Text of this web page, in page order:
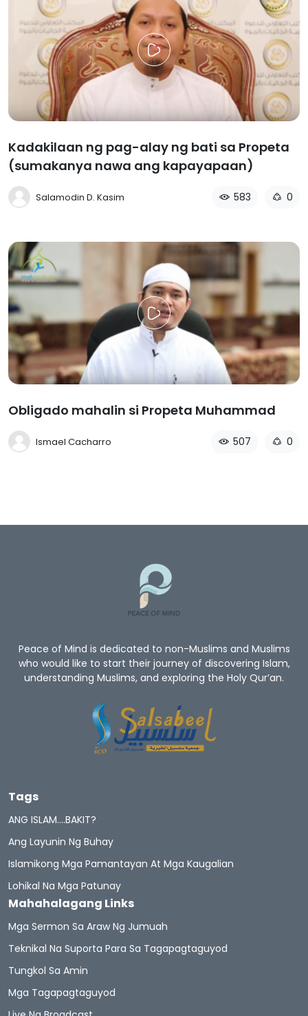
Kadakilaan ng pag-alay ng bati sa Propeta
(sumakanya nawa ang kapayapaan)
Salamodin D. Kasim 583 0
Obligado mahalin si Propeta Muhammad
Ismael Cacharro 507 0
Peace of Mind is dedicated to non-Muslims and Muslims
who would like to start their journey of discovering Islam,
understanding Muslims, and exploring the Holy Qur’an.
Tags
ANG ISLAM….BAKIT?
Ang Layunin Ng Buhay
Islamikong Mga Pamantayan At Mga Kaugalian
Lohikal Na Mga Patunay
Mahahalagang Links
Mga Sermon Sa Araw Ng Jumuah
Teknikal Na Suporta Para Sa Tagapagtaguyod
Tungkol Sa Amin
Mga Tagapagtaguyod